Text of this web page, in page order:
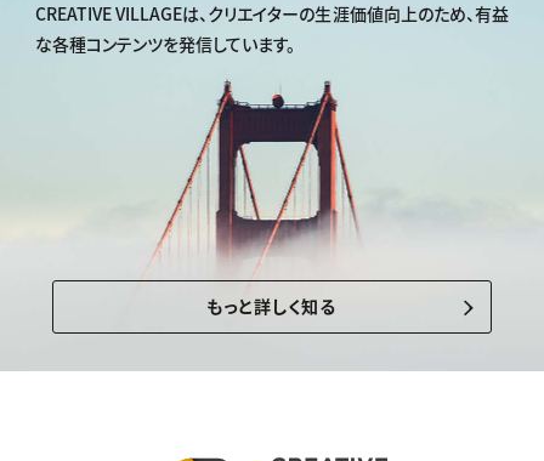
CREATIVE VILLAGEは、クリエイターの生涯価値向上のため、有益
な各種コンテンツを発信しています。
もっと詳しく知る